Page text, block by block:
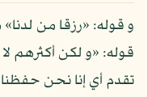
و قوله: «رزقا من
قوله: «و لكن أكثرهم
تقدم أي إنا نحن